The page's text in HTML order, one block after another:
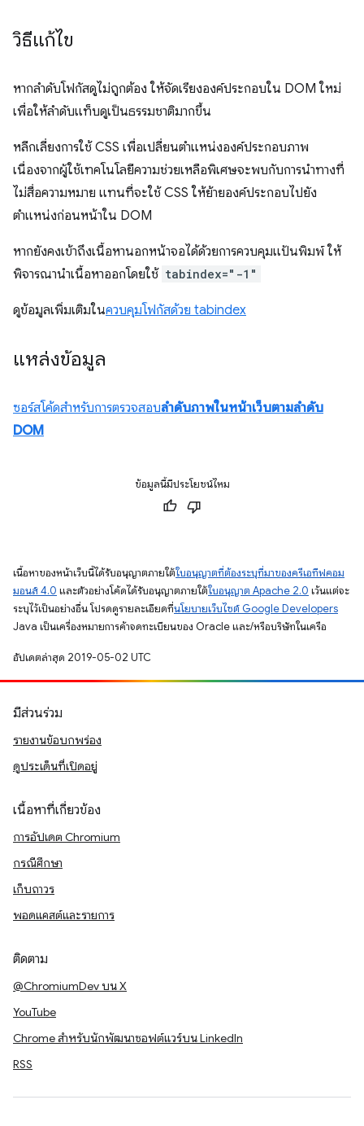
วิธีแก้ไข
หากลําดับโฟกัสดูไม่ถูกต้อง ให้จัดเรียงองค์ประกอบใน DOM ใหม่
เพื่อให้ลําดับแท็บดูเป็นธรรมชาติมากขึ้น
หลีกเลี่ยงการใช้ CSS เพื่อเปลี่ยนตำแหน่งองค์ประกอบภาพ
เนื่องจากผู้ใช้เทคโนโลยีความช่วยเหลือพิเศษจะพบกับการนำทางที่
ไม่สื่อความหมาย แทนที่จะใช้ CSS ให้ย้ายองค์ประกอบไปยัง
ตำแหน่งก่อนหน้าใน DOM
หากยังคงเข้าถึงเนื้อหานอกหน้าจอได้ด้วยการควบคุมแป้นพิมพ์ ให้
พิจารณานำเนื้อหาออกโดยใช้ tabindex="-1"
ดูข้อมูลเพิ่มเติมในควบคุมโฟกัสด้วย tabindex
แหล่งข้อมูล
ซอร์สโค้ดสําหรับการตรวจสอบลําดับภาพในหน้าเว็บตามลําดับ
DOM
ข้อมูลนี้มีประโยชน์ไหม
เนื้อหาของหน้าเว็บนี้ได้รับอนุญาตภายใต้ใบอนุญาตที่ต้องระบุที่มาของครีเอทีฟคอม
มอนส์ 4.0 และตัวอย่างโค้ดได้รับอนุญาตภายใต้ใบอนุญาต Apache 2.0 เว้นแต่จะ
ระบุไว้เป็นอย่างอื่น โปรดดูรายละเอียดที่นโยบายเว็บไซต์ Google Developers
Java เป็นเครื่องหมายการค้าจดทะเบียนของ Oracle และ/หรือบริษัทในเครือ
อัปเดตล่าสุด 2019-05-02 UTC
มีส่วนร่วม
รายงานข้อบกพร่อง
ดูประเด็นที่เปิดอยู่
เนื้อหาที่เกี่ยวข้อง
การอัปเดต Chromium
กรณีศึกษา
เก็บถาวร
พอดแคสต์และรายการ
ติดตาม
@ChromiumDev บน X
YouTube
Chrome สำหรับนักพัฒนาซอฟต์แวร์บน LinkedIn
RSS